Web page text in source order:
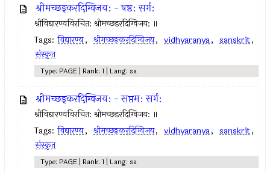
श्रीमच्छङ्करदिग्विजय: - षष्ठ: सर्ग:
श्रीविद्यारण्यविरचित: श्रीमच्छडरदिग्विजय: ॥
Tags: विद्यारण्य, श्रीमच्छङ्करदिग्विजय, vidhyaranya, sanskrit,
संस्कृत
Type: PAGE | Rank: 1 | Lang: sa
श्रीमच्छङ्करदिग्विजय: - सप्तम: सर्ग:
श्रीविद्यारण्यविरचित: श्रीमच्छडरदिग्विजय: ॥
Tags: विद्यारण्य, श्रीमच्छङ्करदिग्विजय, vidhyaranya, sanskrit,
संस्कृत
Type: PAGE | Rank: 1 | Lang: sa